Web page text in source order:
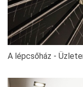
A lépcsőház -